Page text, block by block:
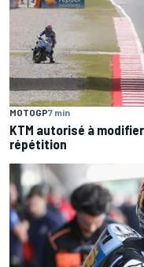
MOTOGP7 min
KTM autorisé à
répétition